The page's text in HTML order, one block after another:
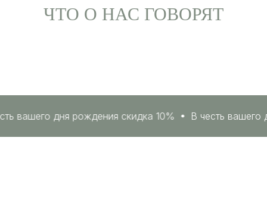
ЧТО О НАС ГОВОРЯТ
вашего дня рождения скидка 10% В честь вашего